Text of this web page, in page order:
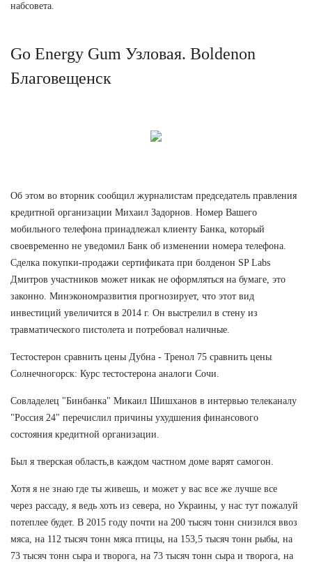
набсовета.
Go Energy Gum Узловая. Boldenon
Благовещенск
Об этом во вторник сообщил журналистам председатель правления
кредитной организации Михаил Задорнов. Номер Вашего
мобильного телефона принадлежал клиенту Банка, который
своевременно не уведомил Банк об изменении номера телефона.
Сделка покупки-продажи сертификата при болденон SP Labs
Дмитров участников может никак не оформляться на бумаге, это
законно. Минэкономразвития прогнозирует, что этот вид
инвестиций увеличится в 2014 г. Он выстрелил в стену из
травматического пистолета и потребовал наличные.
Тестостерон сравнить цены Дубна - Тренол 75 сравнить цены
Солнечногорск: Курс тестостерона аналоги Сочи.
Совладелец "Бинбанка" Микаил Шишханов в интервью телеканалу
"Россия 24" перечислил причины ухудшения финансового
состояния кредитной организации.
Был я тверская область,в каждом частном доме варят самогон.
Хотя я не знаю где ты живешь, и может у вас все же лучше все
через рассаду, я ведь хоть из севера, но Украины, у нас тут пожалуй
потеплее будет. В 2015 году почти на 200 тысяч тонн снизился ввоз
мяса, на 112 тысяч тонн мяса птицы, на 153,5 тысяч тонн рыбы, на
73 тысяч тонн сыра и творога, на 73 тысяч тонн сыра и творога, на